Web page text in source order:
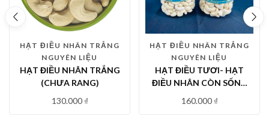
HẠT ĐIỀU NHÂN TRẮNG
NGUYÊN LIỆU
HẠT ĐIỀU NHÂN TRẮNG
(CHƯA RANG)
130.000 ₫
HẠT ĐIỀU NHÂN TRẮNG
NGUYÊN LIỆU
HẠT ĐIỀU TƯƠI- HẠT
ĐIỀU NHÂN CÒN SỐNG
160.000 ₫